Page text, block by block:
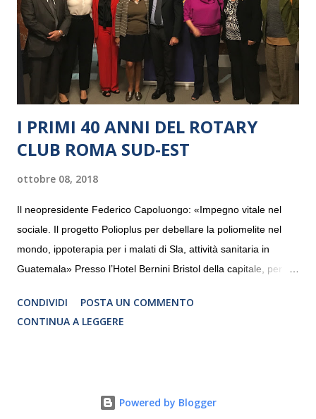
I PRIMI 40 ANNI DEL ROTARY
CLUB ROMA SUD-EST
ottobre 08, 2018
Il neopresidente Federico Capoluongo: «Impegno vitale nel
sociale. Il progetto Polioplus per debellare la poliomelite nel
mondo, ippoterapia per i malati di Sla, attività sanitaria in
Guatemala» Presso l’Hotel Bernini Bristol della capitale, per la
programmazione del Rotary Club Roma Sud-Est che festeggia
i quaranta anni di attività. Un’occasione per raccontare al
riguardano sia il territorio che le missioni all’estero in paesi in
CONDIVIDI
POSTA UN COMMENTO
CONTINUA A LEGGERE
Powered by Blogger